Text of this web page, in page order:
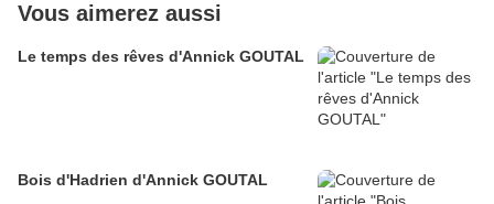
Vous aimerez aussi
Le temps des rêves d'Annick GOUTAL
Bois d'Hadrien d'Annick GOUTAL